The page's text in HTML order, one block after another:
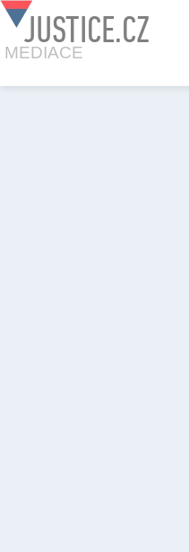
JUSTICE.CZ
MEDIACE